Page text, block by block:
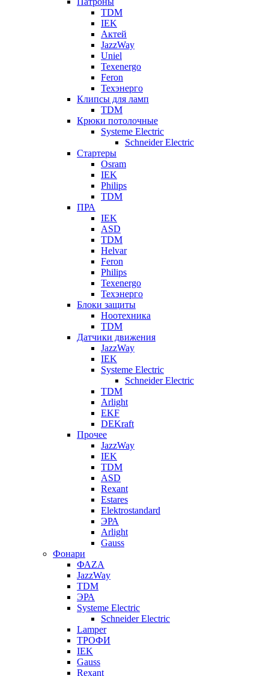
TDM
IEK
Актей
JazzWay
Uniel
Texenergo
Feron
Техэнерго
Клипсы для ламп
TDM
Крюки потолочные
Systeme Electric
Schneider Electric
Стартеры
Osram
IEK
Philips
TDM
ПРА
IEK
ASD
TDM
Helvar
Feron
Philips
Texenergo
Техэнерго
Блоки защиты
Ноотехника
TDM
Датчики движения
JazzWay
IEK
Systeme Electric
Schneider Electric
TDM
Arlight
EKF
DEKraft
Прочее
JazzWay
IEK
TDM
ASD
Rexant
Estares
Elektrostandard
ЭРА
Arlight
Gauss
Фонари
ФАZА
JazzWay
TDM
ЭРА
Systeme Electric
Schneider Electric
Lamper
ТРОФИ
IEK
Gauss
Rexant